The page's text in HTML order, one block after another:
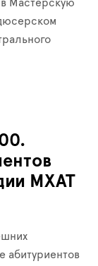
Мастерскую
МХАТ
абитуриентов